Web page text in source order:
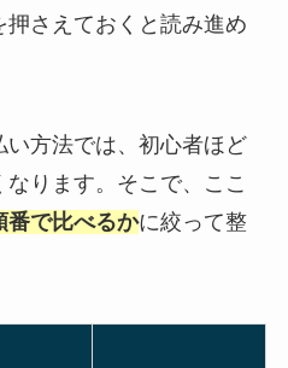
さえておくと読み進め
い方法では、初心者ほど
ります。そこで、ここ
番で比べるかに絞って整